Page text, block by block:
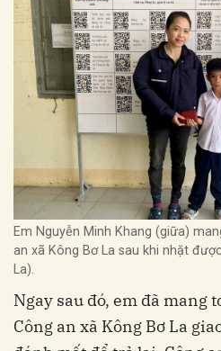
Em Nguyễn Minh Khang (giữa)
an xã Kông Bơ La sau khi nhặt
La).
Ngay sau đó, em đã mang
Công an xã Kông Bơ La